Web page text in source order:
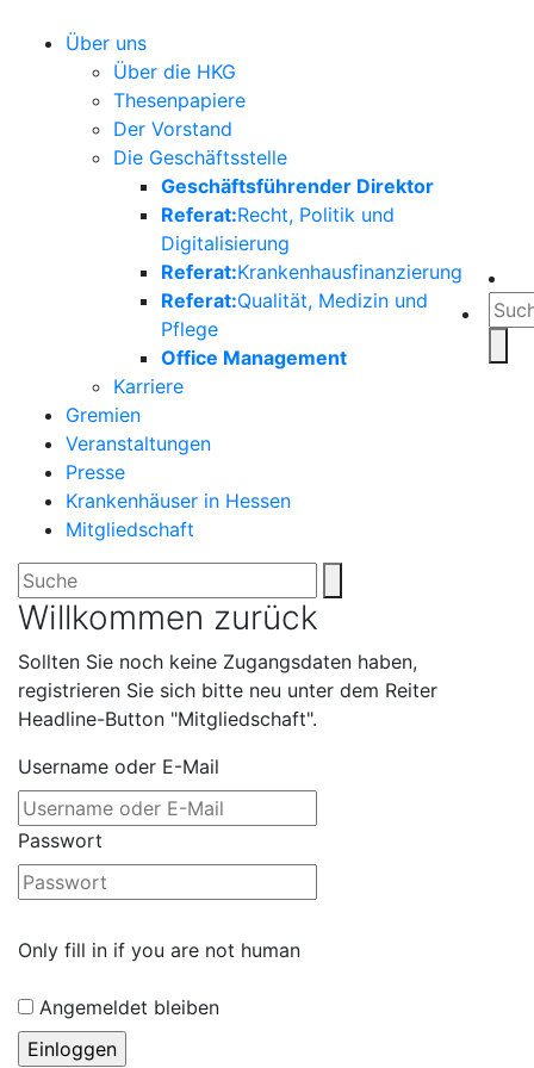
Über uns
Über die HKG
Thesenpapiere
Der Vorstand
Die Geschäftsstelle
Geschäftsführender Direktor
Referat:Recht, Politik und
Digitalisierung
Referat:Krankenhausfinanzierung
Referat:Qualität, Medizin und
Pflege
Office Management
Karriere
Gremien
Veranstaltungen
Presse
Krankenhäuser in Hessen
Mitgliedschaft
Willkommen zurück
Sollten Sie noch keine Zugangsdaten haben,
registrieren Sie sich bitte neu unter dem Reiter
Headline-Button "Mitgliedschaft".
Username oder E-Mail
Passwort
Only fill in if you are not human
Angemeldet bleiben